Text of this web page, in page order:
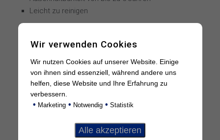
Leicht zu reinigen
ANWENDUNGS­
BEREICHE
Auf glatten, ebenen Untergründen
Shops, Retail, Gastronomie, Kosmetikstudios,
Wir verwenden Cookies
Wir nutzen Cookies auf unserer Website. Einige
von ihnen sind essenziell, während andere uns
helfen, diese Website und Ihre Erfahrung zu
verbessern.
• Marketing • Notwendig • Statistik